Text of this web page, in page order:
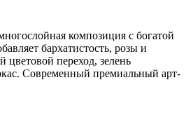
композиция с богатой
бархатистость, розы и
переход, зелень
Современный премиальный арт-